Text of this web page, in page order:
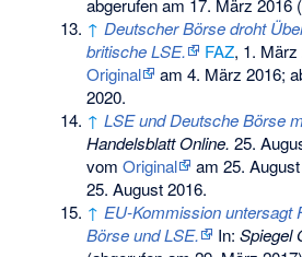
↑ Deutscher Börse droht
britische LSE.
FAZ, 1.
Original
am4. März 2016;
2020.
↑ LSE und Deutsche Börse
Handelsblatt Online. 25.
vomOriginal am25.
25. August 2016.
↑ EU-Kommission untersagt
Börse und LSE.
In:Spiegel